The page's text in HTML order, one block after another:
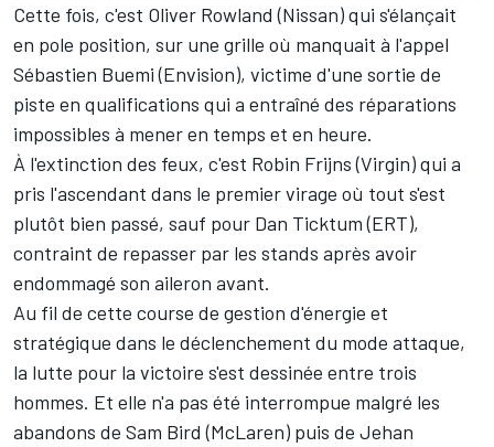
Cette fois, c'est Oliver Rowland (Nissan) qui s'élançait
en pole position, sur une grille où manquait à l'appel
Sébastien Buemi(Envision), victime d'une sortie de
piste en qualifications qui a entraîné des réparations
impossibles à mener en temps et en heure.
À l'extinction des feux, c'est Robin Frijns(Virgin) qui a
pris l'ascendant dans le premier virage où tout s'est
plutôt bien passé, sauf pour Dan Ticktum(ERT),
contraint de repasser par les stands après avoir
endommagé son aileron avant.
Au fil de cette course de gestion d'énergie et
stratégique dans le déclenchement du mode attaque,
la lutte pour la victoire s'est dessinée entre trois
hommes. Et elle n'a pas été interrompue malgré les
abandons de Sam Bird (McLaren) puis de Jehan